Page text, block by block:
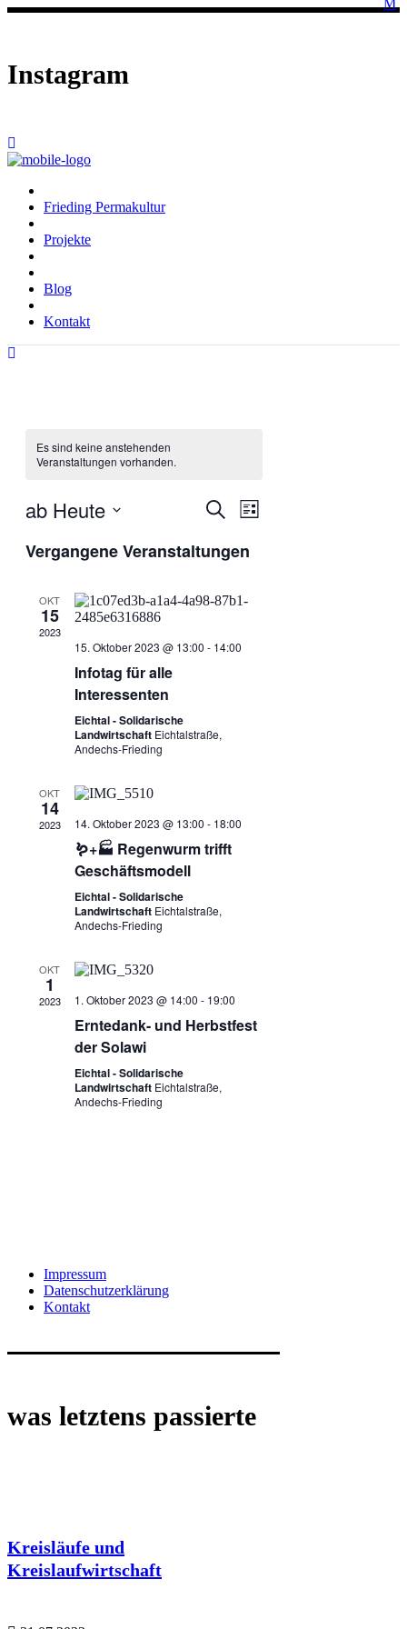
Instagram
Frieding Permakultur
Projekte
Blog
Kontakt
Es sind keine anstehenden
Veranstaltungen vorhanden.
Suche
Navigation
Suche
Ansichten-
List
ab Heute
wählen.
Vergangene Veranstaltungen
OKT
15
2023
15. Oktober 2023 @ 13:00 - 14:00
Infotag für alle
Interessenten
Eichtal - Solidarische
Landwirtschaft Eichtalstraße,
Andechs-Frieding
OKT
14
2023 14. Oktober 2023 @ 13:00 - 18:00
🪱+🏭 Regenwurm trifft
Geschäftsmodell
Eichtal - Solidarische
Landwirtschaft Eichtalstraße,
Andechs-Frieding
OKT
1
2023 1. Oktober 2023 @ 14:00 - 19:00
Erntedank- und Herbstfest
der Solawi
Eichtal - Solidarische
Landwirtschaft Eichtalstraße,
Andechs-Frieding
Impressum
Datenschutzerklärung
Kontakt
was letztens passierte
Kreisläufe und
Kreislaufwirtschaft